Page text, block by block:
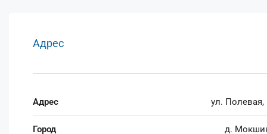
Адрес
Адрес ул. Полевая,
Город д.